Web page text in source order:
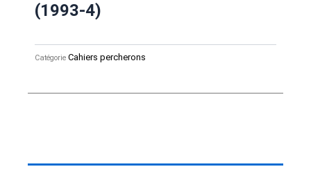
(1993-4)
Catégorie Cahiers percherons